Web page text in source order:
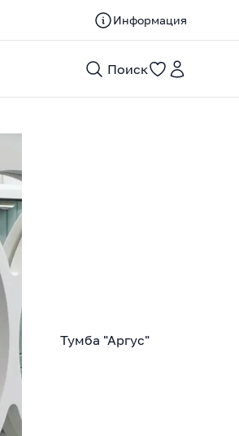
Информация
Поиск
Тумба "Аргус"